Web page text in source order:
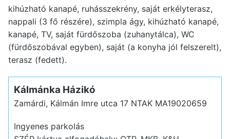
kihúzható kanapé, ruhásszekrény, saját erkélyterasz,
nappali (3 fő részére), szimpla ágy, kihúzható kanapé,
kanapé, TV, saját fürdőszoba (zuhanytálca), WC
(fürdőszobával egyben), saját (a konyha jól felszerelt),
terasz (fedett).
Kálmánka Házikó
Zamárdi, Kálmán Imre utca 17 NTAK MA19020659
Ingyenes parkolás